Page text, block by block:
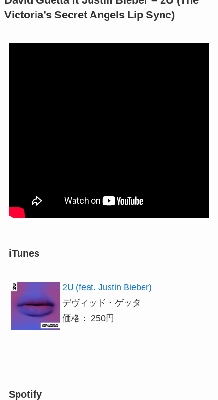
Victoria’s Secret Angels Lip Sync)
iTunes
2U (feat. Justin Bieber)
デヴィッド・ゲッタ
価格： 250円
Spotify